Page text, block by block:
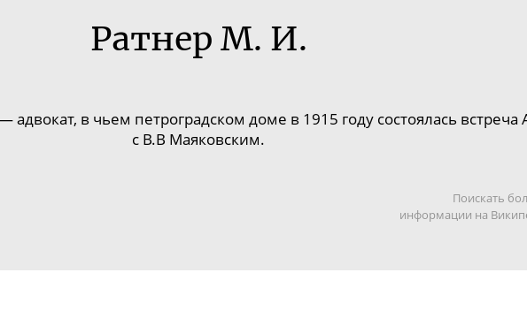
Ратнер М. И.
в чьем петроградском доме в 1915 году состоялась встреча
с В.В Маяковским.
Поискать
информации на